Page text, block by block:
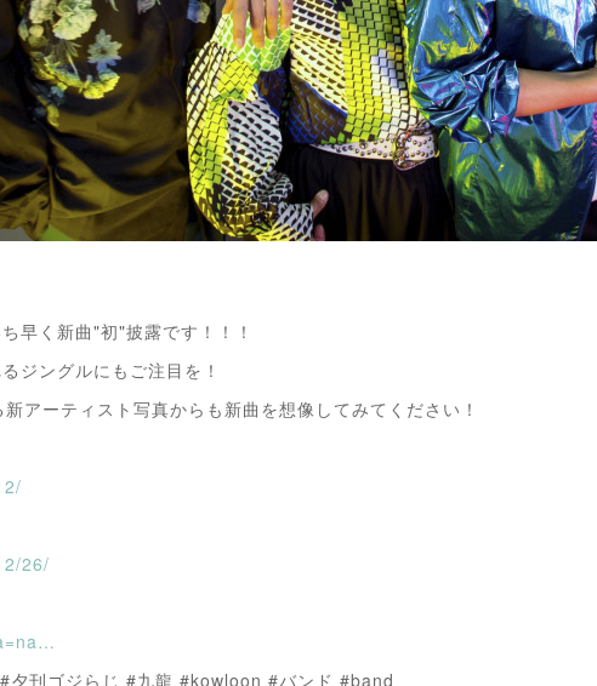
早く新曲"初"披露です！！！
ジングルにもご注目を！
アーティスト写真からも新曲を想像してみてください！
26/
刊ゴジらじ #九龍 #kowloon #バンド #band